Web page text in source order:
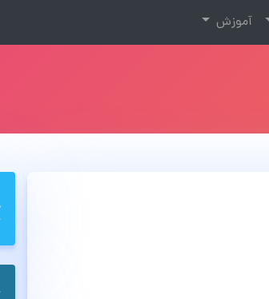
آموزش